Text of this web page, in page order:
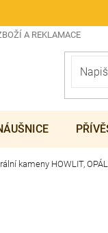
A REKLAMACE
kameny HOWLIT,